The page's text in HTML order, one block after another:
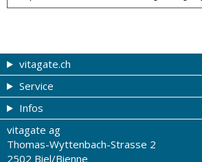
vitagate.ch
Gesund & schön
Themen von A-Z
Therapien von A-Z
Gesundheit zum Hören
Service
Gutscheine
Drogistenstern
Drogeriesuche
Infos
Impressum
Über uns
vitagate ag
Thomas-Wyttenbach-Strasse 2
2502 Biel/Bienne